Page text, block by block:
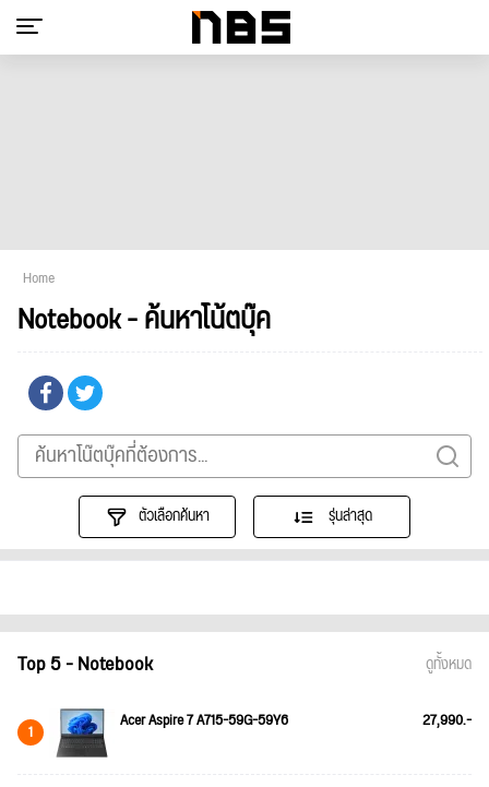
Home
Notebook - ค้นหาโน้ตบุ๊ค
ตัวเลือกค้นหา รุ่นล่าสุด
Top 5 - Notebook ดูทั้งหมด
1 Acer Aspire 7 A715-59G-59Y6 27,990.-